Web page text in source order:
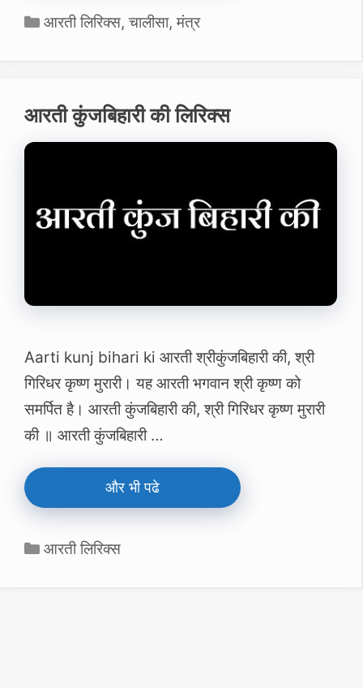
Categories
आरती लिरिक्स,चालीसा,मंत्र
आरती कुंजबिहारी की लिरिक्स
Aarti kunj bihari ki आरती श्रीकुंजबिहारी की, श्री
गिरिधर कृष्‍ण मुरारी। यह आरती भगवान श्री कृष्‍ण को
समर्पित है। आरती कुंजबिहारी की, श्री गिरिधर कृष्ण मुरारी
की ॥ आरती कुंजबिहारी …
और भी पढे
Categories
आरती लिरिक्स